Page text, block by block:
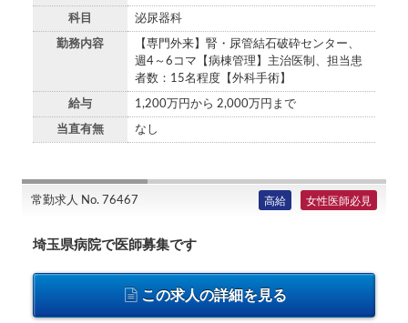
科目 泌尿器科
勤務内容
【専門外来】腎・尿管結石破砕センター、
週4～6コマ【病棟管理】主治医制、担当患
者数：15名程度【外科手術】
給与 1,200万円から 2,000万円まで
当直有無 なし
常勤求人 No. 76467 高給 女性医師必見
埼玉県病院で医師募集です
この求人の詳細を見る